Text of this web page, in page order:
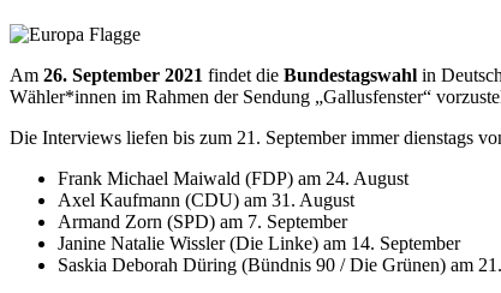
Am 26. September 2021 findet die Bundestagswahl in
Wähler*innen im Rahmen der Sendung „Gallusfenster“
Die Interviews liefen bis zum 21. September immer dienstags
Frank Michael Maiwald (FDP) am 24. August
Axel Kaufmann (CDU) am 31. August
Armand Zorn (SPD) am 7. September
Janine Natalie Wissler (Die Linke) am 14. September
Saskia Deborah Düring (Bündnis 90 / Die Grünen) am